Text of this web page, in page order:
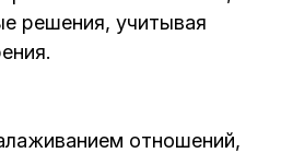
решения, учитывая
отношений,